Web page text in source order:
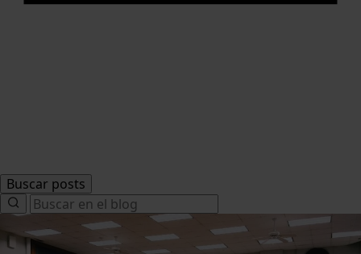
Buscar posts
Search
for: